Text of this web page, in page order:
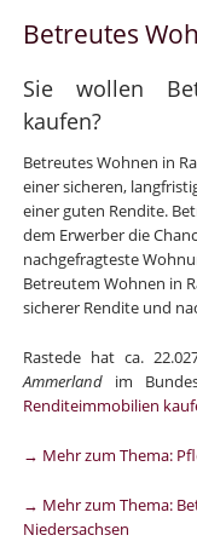
Betreutes
Sie wollen
kaufen?
Betreutes Wohnen in
einer sicheren,
einer guten Rendite.
dem Erwerber die
nachgefragteste
Betreutem Wohnen in
sicherer Rendite und
Rastede hat ca.
Ammerlandim
Renditeimmobilien
→ Mehr zum Thema:
→ Mehr zum Thema:
Niedersachsen